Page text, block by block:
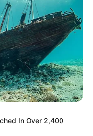
In Over 2,400